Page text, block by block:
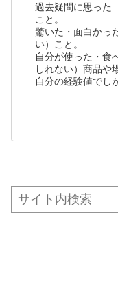
過去疑問に思った
こと。
驚いた・面白かっ
い）こと。
自分が使った・食
しれない）商品や
自分の経験値でし